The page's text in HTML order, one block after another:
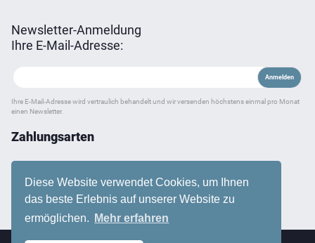
Diese Website verwendet Cookies, um Ihnen
das beste Erlebnis auf unserer Website zu
ermöglichen.
Mehr erfahren
Newsletter-Anmeldung
Ihre E-Mail-Adresse:
Ihre E-Mail-Adresse wird vertraulich behandelt und wir versenden höchstens einmal pro Monat
einen Newsletter.
Zahlungsarten